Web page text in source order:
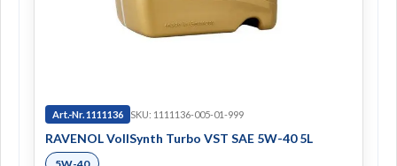
Art.-Nr. 1111136 SKU: 1111136-005-01-999
RAVENOL VollSynth Turbo VST SAE 5W-40 5L